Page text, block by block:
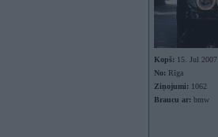
Kopš: 15. Jul 2007
No: Rīga
Ziņojumi: 1062
Braucu ar: bmw